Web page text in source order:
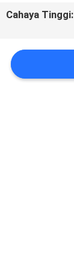
BERITA
MINTA
KUTIPAN
Cahaya Tinggi: